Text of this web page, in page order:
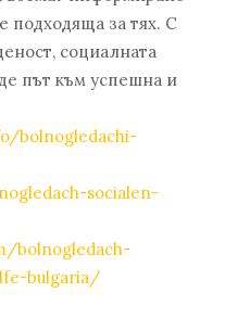
подходяща за тях. С
социалната
път към успешна и
bolnogledachi-
socialen-
bolnogledach-
bulgaria/